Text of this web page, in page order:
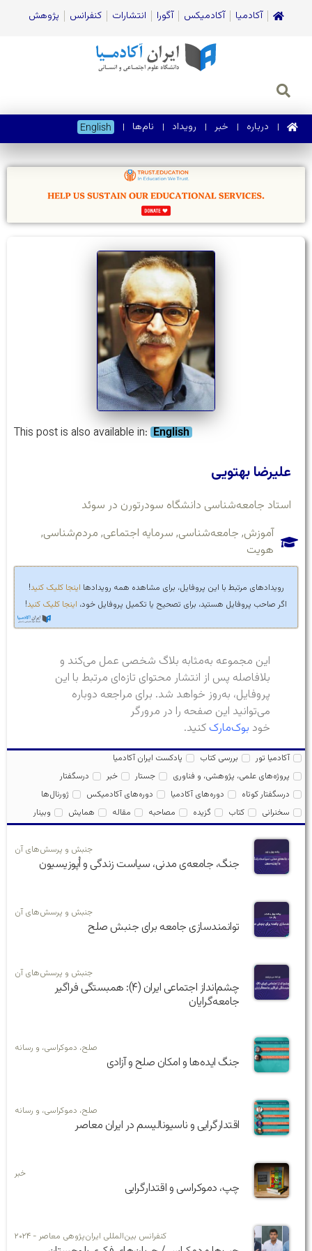
آکادمیا آکادمیکس آگورا انتشارات کنفرانس پژوهش
درباره خبر رویداد نام‌ها English
This post is also available in: English
علیرضا بهتویی
استاد جامعه‌شناسی دانشگاه سودرتورن در سوئد
آموزش, جامعه‌شناسی, سرمایه اجتماعی, مردم‌شناسی,
هویت
رویدادهای مرتبط با این پروفایل، برای مشاهده همه رویدادها اینجا کلیک کنید!
اگر صاحب پروفایل هستید، برای تصحیح یا تکمیل پروفایل خود، اینجا کلیک کنید!
این مجموعه به‌مثابه بلاگ شخصی عمل می‌کند و
بلافاصله پس از انتشار محتوای تازه‌ای مرتبط با این
پروفایل، به‌روز خواهد شد. برای مراجعه دوباره
می‌توانید این صفحه را در مرورگر
خود بوک‌مارککنید.
آکادمیا تور بررسی کتاب
پادکست ایران آکادمیا
پروژه‌های علمی، پژوهشی، و فناوری
جستار خبر
درسگفتار
درسگفتار کوتاه
دوره‌های آکادمیا دوره‌های آکادمیکس
ژورنال‌ها
سخنرانی
کتاب گزیده مصاحبه مقاله همایش وبینار
جنبش و پرسش‌های آن
جنگ، جامعه‌ی مدنی، سیاست زندگی و اُپوزیسیون
جنبش و پرسش‌های آن
توانمندسازی جامعه برای جنبش صلح
جنبش و پرسش‌های آن
چشم‌انداز اجتماعی ایران (۴): همبستگی فراگیر
جامعه‌گرایان
صلح، دموکراسی، و رسانه
جنگ ایده‌ها و امکان صلح و آزادی
صلح، دموکراسی، و رسانه
اقتدارگرایی و ناسیونالیسم در ایران معاصر
خبر
چپ، دموکراسی و اقتدارگرایی
کنفرانس بین‌المللی ایران‌پژوهی معاصر - ۲۰۲۴